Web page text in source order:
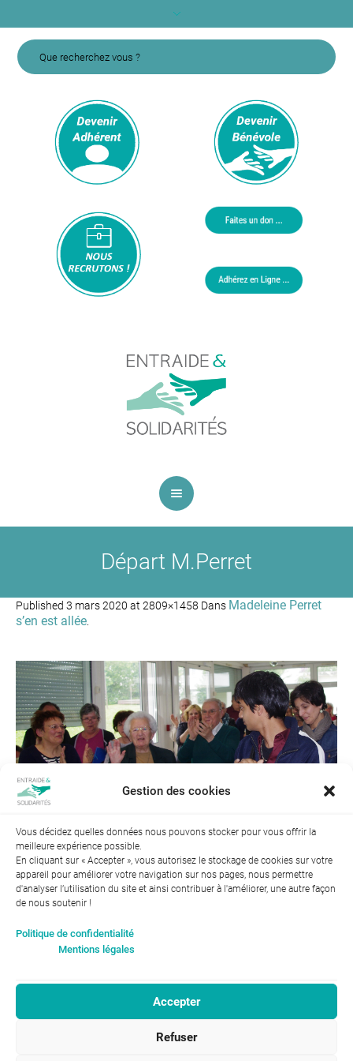
Gestion des cookies
Vous décidez quelles données nous pouvons stocker pour vous offrir la
meilleure expérience possible.
En cliquant sur « Accepter », vous autorisez le stockage de cookies sur votre
appareil pour améliorer votre navigation sur nos pages, nous permettre
d'analyser l’utilisation du site et ainsi contribuer à l'améliorer, une autre façon
de nous soutenir !
Politique de confidentialité
Mentions légales
Accepter
Refuser
Départ M.Perret
Published 3 mars 2020 at 2809×1458 Dans Madeleine Perret
s’en est allée
femmes : 94
Entraide et Solidarités
46, avenue Gustave Eiffel
RGPD-Confidentialité|